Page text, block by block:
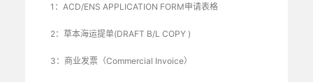
1：ACD/ENS APPLICATION FORM申请表格
2：草本海运提单(DRAFT B/L COPY )
3：商业发票（Commercial Invoice）